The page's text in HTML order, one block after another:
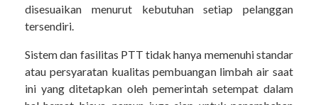
disesuaikan menurut kebutuhan setiap pelanggan
tersendiri.
Sistem dan fasilitas PTT tidak hanya memenuhi standar
atau persyaratan kualitas pembuangan limbah air saat
ini yang ditetapkan oleh pemerintah setempat dalam